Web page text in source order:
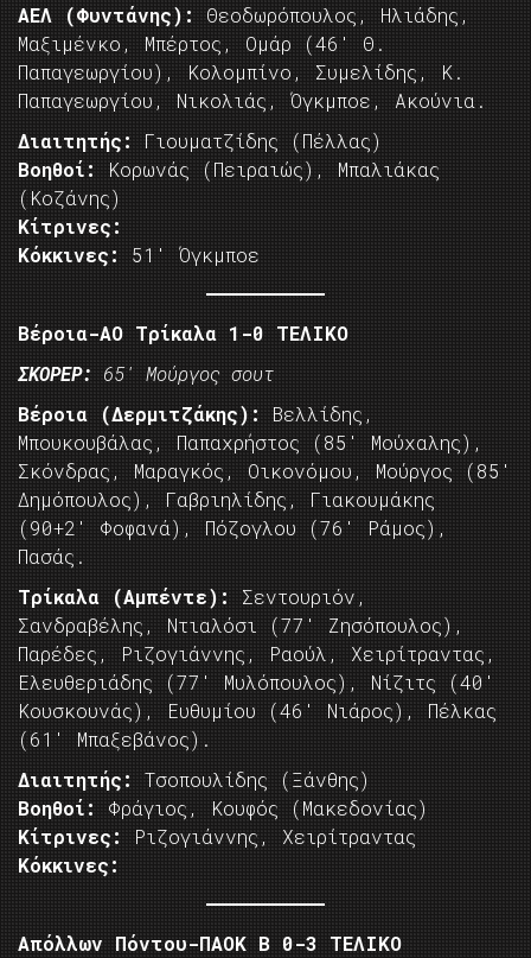
ΑΕΛ (Φυντάνης): Θεοδωρόπουλος, Ηλιάδης,
Μαξιμένκο, Μπέρτος, Ομάρ (46′ Θ.
Παπαγεωργίου), Κολομπίνο, Συμελίδης, Κ.
Παπαγεωργίου, Νικολιάς, Όγκμποε, Ακούνια.
Διαιτητής:
Γιουματζίδης (Πέλλας)
Βοηθοί:
Κορωνάς (Πειραιώς), Μπαλιάκας
(Κοζάνης)
Κίτρινες:
Κόκκινες: 51′ Όγκμποε
Βέροια-ΑΟ Τρίκαλα 1-0 ΤΕΛΙΚΟ
ΣΚΟΡΕΡ: 65′ Μούργος σουτ
Βέροια (Δερμιτζάκης): Βελλίδης,
Μπουκουβάλας, Παπαχρήστος (85′ Μούχαλης),
Σκόνδρας, Μαραγκός, Οικονόμου, Μούργος (85′
Δημόπουλος), Γαβριηλίδης, Γιακουμάκης
(90+2′ Φοφανά), Πόζογλου (76′ Ράμος),
Πασάς.
Τρίκαλα (Αμπέντε): Σεντουριόν,
Σανδραβέλης, Ντιαλόσι (77′ Ζησόπουλος),
Παρέδες, Ριζογιάννης, Ραούλ, Χειρίτραντας,
Ελευθεριάδης (77′ Μυλόπουλος), Νίζιτς (40′
Κουσκουνάς), Ευθυμίου (46′ Νιάρος), Πέλκας
(61′ Μπαξεβάνος).
Διαιτητής:
Τσοπουλίδης (Ξάνθης)
Βοηθοί:
Φράγιος, Κουφός (Μακεδονίας)
Κίτρινες: Ριζογιάννης, Χειρίτραντας
Κόκκινες:
Απόλλων Πόντου-ΠΑΟΚ Β 0-3 ΤΕΛΙΚΟ